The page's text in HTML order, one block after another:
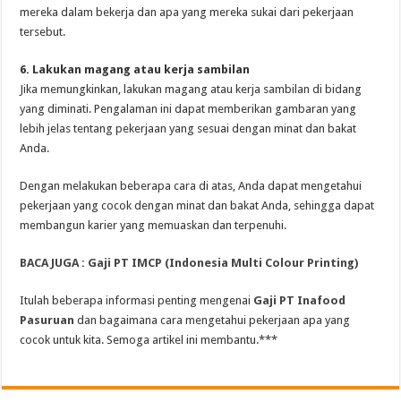
mereka dalam bekerja dan apa yang mereka sukai dari pekerjaan
tersebut.
6. Lakukan magang atau kerja sambilan
Jika memungkinkan, lakukan magang atau kerja sambilan di bidang
yang diminati. Pengalaman ini dapat memberikan gambaran yang
lebih jelas tentang pekerjaan yang sesuai dengan minat dan bakat
Anda.
Dengan melakukan beberapa cara di atas, Anda dapat mengetahui
pekerjaan yang cocok dengan minat dan bakat Anda, sehingga dapat
membangun karier yang memuaskan dan terpenuhi.
BACA JUGA : Gaji PT IMCP (Indonesia Multi Colour Printing)
Itulah beberapa informasi penting mengenai Gaji PT Inafood
Pasuruan dan bagaimana cara mengetahui pekerjaan apa yang
cocok untuk kita. Semoga artikel ini membantu.***